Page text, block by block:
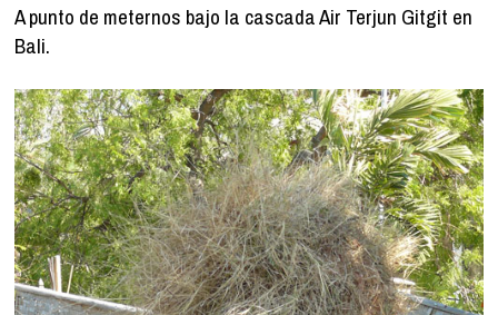
A punto de meternos bajo la cascada Air Terjun Gitgit en
Bali.